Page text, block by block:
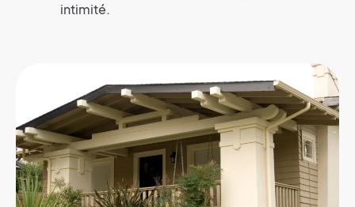
intimité.